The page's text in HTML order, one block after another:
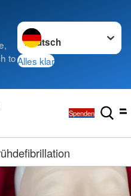
to
Sprache wechseln zu
Alles klar
Spenden